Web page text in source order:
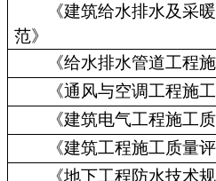
《建筑给水排水及采
范》
《给水排水管道工程
《通风与空调工程施
《建筑电气工程施工
《建筑工程施工质量
《地下工程防水技术规